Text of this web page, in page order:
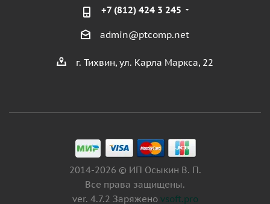
+7 (812) 424 3 245
admin@ptcomp.net
г. Тихвин, ул. Карла Маркса, 22
2014-2026 © ИП Осыкин В. П.
Все права защищены.
ver. 4.7.2 Заряжено vsoft.pro